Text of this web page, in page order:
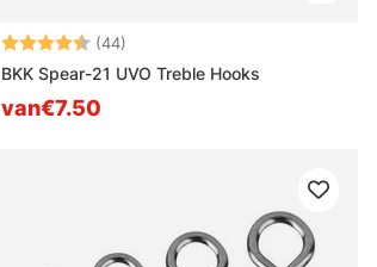
Beoordeling:(44)
BKK Spear-21 UVO Treble Hooks
van€7.50